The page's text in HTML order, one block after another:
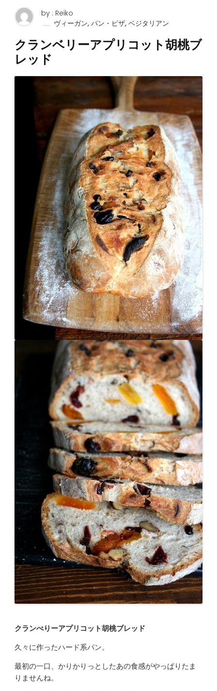
by : Reiko
ヴィーガン, パン・ピザ, ベジタリアン
クランベリーアプリコット胡桃ブ
レッド
クランべりーアプリコット胡桃ブレッド
久々に作ったハード系パン。
最初の一口、かりかりっとしたあの食感がやっぱりたま
りませんね。